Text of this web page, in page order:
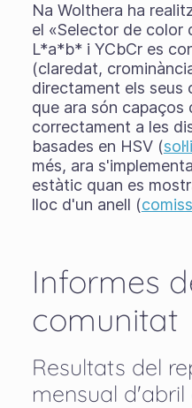
Na Wolthera ha
el «Selector de color
L*a*b* i YCbCr es
(claredat,
directament els seus
que ara són capaços
correctament a les
basades en HSV (
més, ara
estàtic quan es
lloc d'un anell (
Informes
comunitat
Resultats del
mensual d'abril